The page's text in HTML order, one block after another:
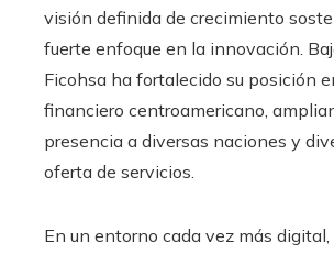
visión definida de crecimiento
fuerte enfoque en la innovación.
Ficohsa ha fortalecido su posición
financiero centroamericano,
presencia a diversas naciones y
oferta de servicios.
En un entorno cada vez más